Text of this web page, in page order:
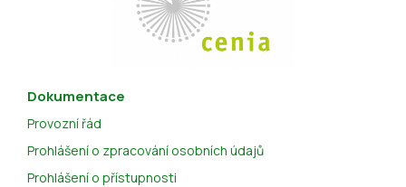
Dokumentace
Provozní řád
Prohlášení o zpracování osobních údajů
Prohlášení o přístupnosti